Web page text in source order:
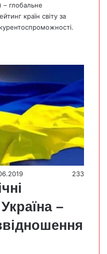
глобальне
країн світу за
233
–